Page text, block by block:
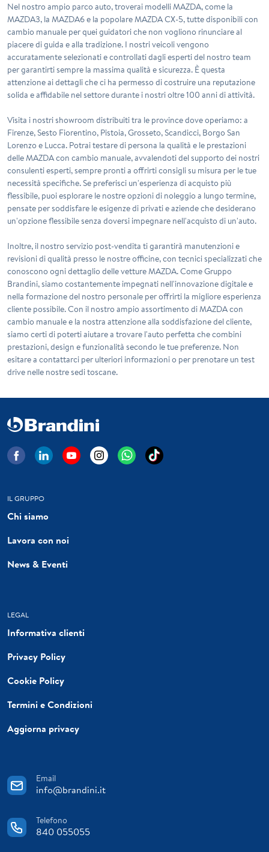
Nel nostro ampio parco auto, troverai modelli MAZDA, come la
MAZDA3, la MAZDA6 e la popolare MAZDA CX-5, tutte disponibili con
cambio manuale per quei guidatori che non vogliono rinunciare al
piacere di guida e alla tradizione. I nostri veicoli vengono
accuratamente selezionati e controllati dagli esperti del nostro team
per garantirti sempre la massima qualità e sicurezza. È questa
attenzione ai dettagli che ci ha permesso di costruire una reputazione
solida e affidabile nel settore durante i nostri oltre 100 anni di attività.
Visita i nostri showroom distribuiti tra le province dove operiamo: a
Firenze, Sesto Fiorentino, Pistoia, Grosseto, Scandicci, Borgo San
Lorenzo e Lucca. Potrai testare di persona la qualità e le prestazioni
delle MAZDA con cambio manuale, avvalendoti del supporto dei nostri
consulenti esperti, sempre pronti a offrirti consigli su misura per le tue
necessità specifiche. Se preferisci un'esperienza di acquisto più
flessibile, puoi esplorare le nostre opzioni di noleggio a lungo termine,
pensate per soddisfare le esigenze di privati e aziende che desiderano
un'opzione flessibile senza doversi impegnare nell'acquisto di un'auto.
Inoltre, il nostro servizio post-vendita ti garantirà manutenzioni e
revisioni di qualità presso le nostre officine, con tecnici specializzati che
conoscono ogni dettaglio delle vetture MAZDA. Come Gruppo
Brandini, siamo costantemente impegnati nell'innovazione digitale e
nella formazione del nostro personale per offrirti la migliore esperienza
cliente possibile. Con il nostro ampio assortimento di MAZDA con
cambio manuale e la nostra attenzione alla soddisfazione del cliente,
siamo certi di poterti aiutare a trovare l'auto perfetta che combini
prestazioni, design e funzionalità secondo le tue preferenze. Non
esitare a contattarci per ulteriori informazioni o per prenotare un test
drive nelle nostre sedi toscane.
IL GRUPPO
Chi siamo
Lavora con noi
News & Eventi
LEGAL
Informativa clienti
Privacy Policy
Cookie Policy
Termini e Condizioni
Aggiorna privacy
Email
info@brandini.it
Telefono
840 055055